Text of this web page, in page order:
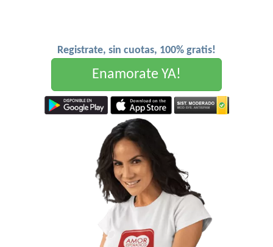
Registrate, sin cuotas, 100% gratis!
Enamorate YA!